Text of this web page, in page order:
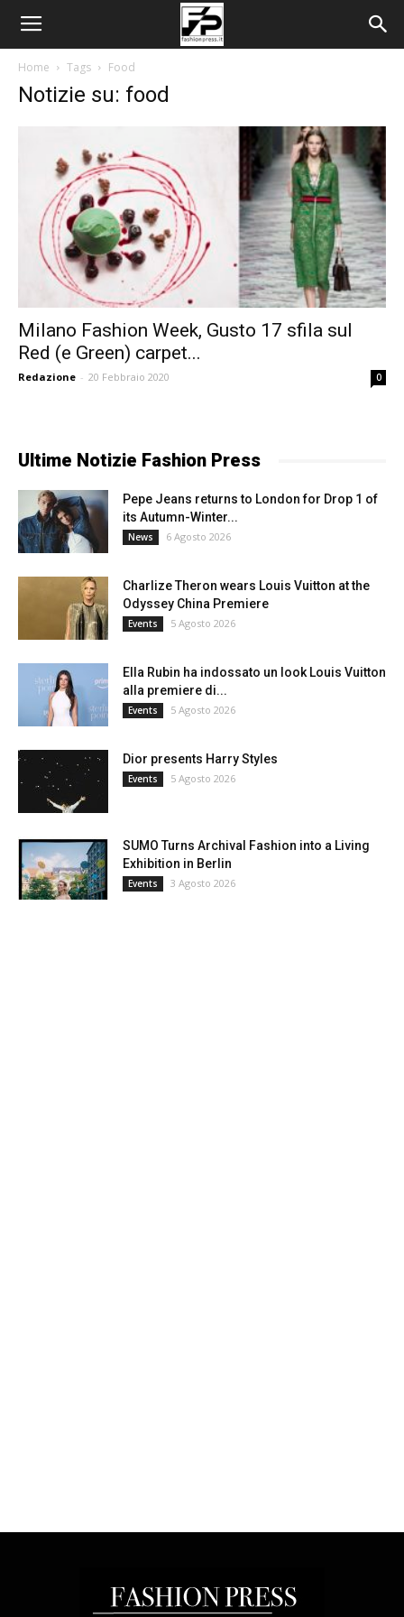
Home Tags Food
Notizie su: food
Milano Fashion Week, Gusto 17 sfila sul
Red (e Green) carpet...
Redazione - 20 Febbraio 2020 0
Ultime Notizie Fashion Press
Pepe Jeans returns to London for Drop 1 of
its Autumn-Winter...
News 6 Agosto 2026
Charlize Theron wears Louis Vuitton at the
Odyssey China Premiere
Events 5 Agosto 2026
Ella Rubin ha indossato un look Louis Vuitton
alla premiere di...
Events 5 Agosto 2026
Dior presents Harry Styles
Events 5 Agosto 2026
SUMO Turns Archival Fashion into a Living
Exhibition in Berlin
Events 3 Agosto 2026